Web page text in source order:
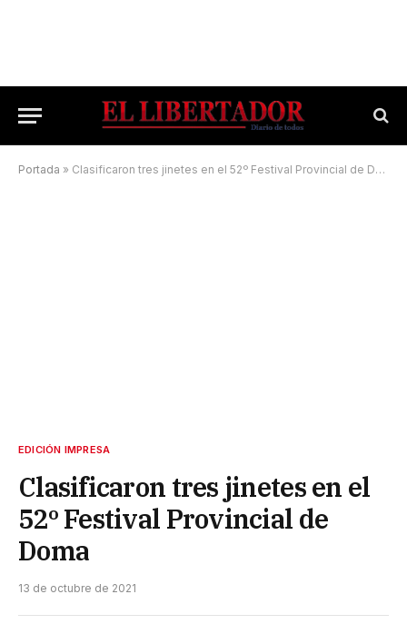
Portada » Clasificaron tres jinetes en el 52º Festival Provincial de Doma
EDICIÓN IMPRESA
Clasificaron tres jinetes en el
52º Festival Provincial de
Doma
13 de octubre de 2021